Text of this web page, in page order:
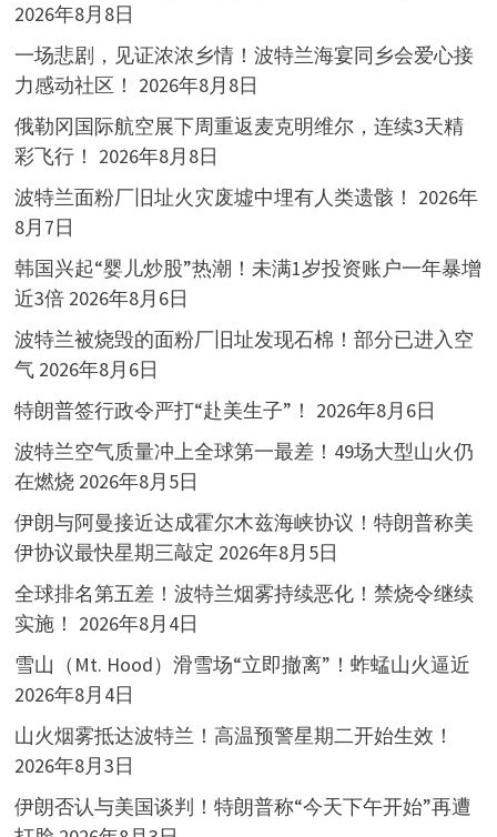
2026年8月8日
一场悲剧，见证浓浓乡情！波特兰海宴同乡会爱心接
力感动社区！ 2026年8月8日
俄勒冈国际航空展下周重返麦克明维尔，连续3天精
彩飞行！ 2026年8月8日
波特兰面粉厂旧址火灾废墟中埋有人类遗骸！ 2026年
8月7日
韩国兴起“婴儿炒股”热潮！未满1岁投资账户一年暴增
近3倍 2026年8月6日
波特兰被烧毁的面粉厂旧址发现石棉！部分已进入空
气 2026年8月6日
特朗普签行政令严打“赴美生子”！ 2026年8月6日
波特兰空气质量冲上全球第一最差！49场大型山火仍
在燃烧 2026年8月5日
伊朗与阿曼接近达成霍尔木兹海峡协议！特朗普称美
伊协议最快星期三敲定 2026年8月5日
全球排名第五差！波特兰烟雾持续恶化！禁烧令继续
实施！ 2026年8月4日
雪山（Mt. Hood）滑雪场“立即撤离”！蚱蜢山火逼近
2026年8月4日
山火烟雾抵达波特兰！高温预警星期二开始生效！
2026年8月3日
伊朗否认与美国谈判！特朗普称“今天下午开始”再遭